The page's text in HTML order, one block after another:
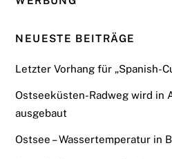
NEUESTE BEITRÄGE
Letzter Vorhang für „Spanish-
Ostseeküsten-Radweg wird in
ausgebaut
Ostsee – Wassertemperatur in